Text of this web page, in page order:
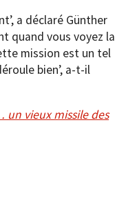
a déclaré Günther
quand vous voyez la
mission est un tel
bien’, a-t-il
un vieux missile des